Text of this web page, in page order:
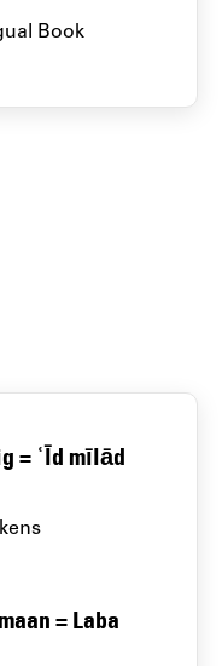
Book
= ʿĪd mīlād
= Laba